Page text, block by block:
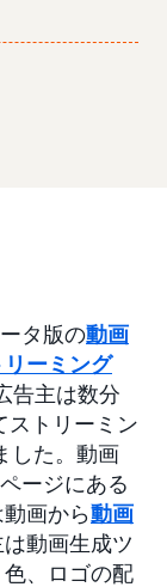
タ版の動画
ーミング
告主は数分
ストリーミン
した。動画
ージにある
画から動画
動画生成ツ
、ロゴの配